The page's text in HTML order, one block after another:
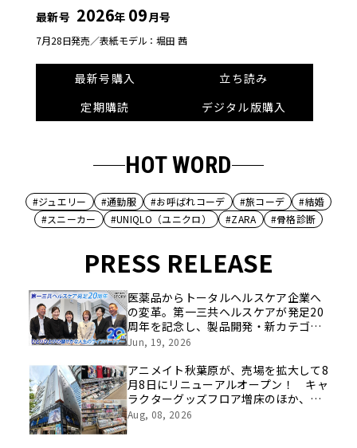
最新号 2026年 09月号
7月28日発売／表紙モデル：堀田 茜
最新号購入
立ち読み
定期購読
デジタル版購入
HOT WORD
#ジュエリー #通勤服 #お呼ばれコーデ #旅コーデ
#結婚
#スニーカー
#UNIQLO（ユニクロ） #ZARA #骨格診断
PRESS RELEASE
医薬品からトータルヘルスケア企業へ
の変革。第一三共ヘルスケアが発足20
周年を記念し、製品開発・新カテゴリ
挑戦の舞台や旧社統合時のエピソード
像を公開！
Jun, 19, 2026
アニメイト秋葉原が、売場を拡大して8
月8日にリニューアルオープン！ キャ
ラクターグッズフロア増床のほか、新
たにカプセルトイ特化フロアや期間限
Aug, 08, 2026